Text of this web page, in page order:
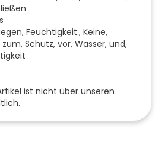
Feuchtigkeit:, Keine,
Schutz, vor, Wasser, und,
(Stück)
ist nicht über unseren